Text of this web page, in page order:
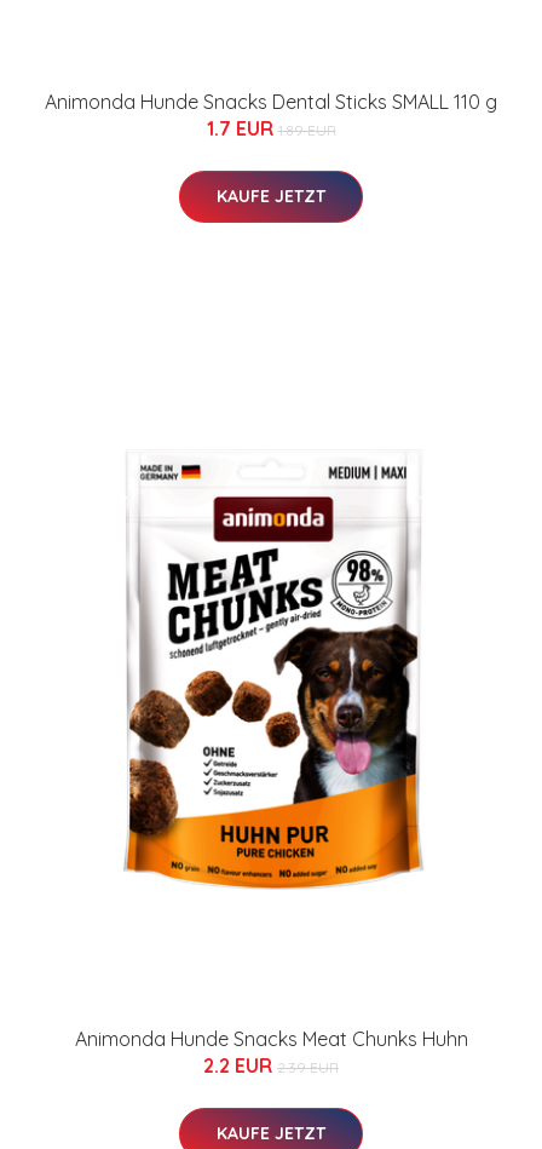
Animonda Hunde Snacks Dental Sticks SMALL 110 g
1.7 EUR 1.89 EUR
KAUFE JETZT
Animonda Hunde Snacks Meat Chunks Huhn
2.2 EUR 2.39 EUR
KAUFE JETZT